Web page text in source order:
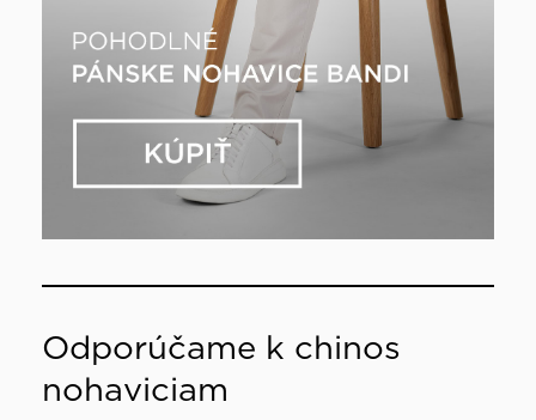
Odporúčame k chinos
nohaviciam